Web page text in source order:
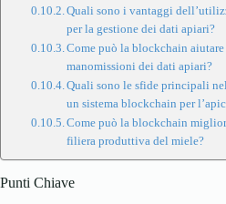
Quali sono i vantaggi
per la gestione dei dati apiari?
Come può la blockchain
manomissioni dei dati apiari?
Quali sono le sfide principali
un sistema blockchain per
Come può la blockchain
filiera produttiva del miele?
Punti Chiave